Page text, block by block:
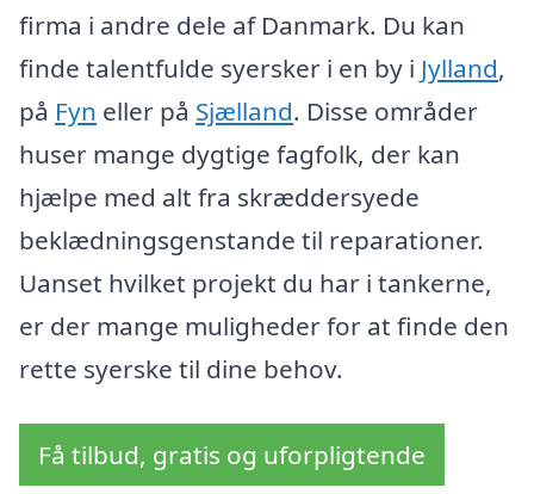
firma i andre dele af Danmark. Du kan
finde talentfulde syersker i en by i Jylland,
på Fyn eller på Sjælland. Disse områder
huser mange dygtige fagfolk, der kan
hjælpe med alt fra skræddersyede
beklædningsgenstande til reparationer.
Uanset hvilket projekt du har i tankerne,
er der mange muligheder for at finde den
rette syerske til dine behov.
Få tilbud, gratis og uforpligtende